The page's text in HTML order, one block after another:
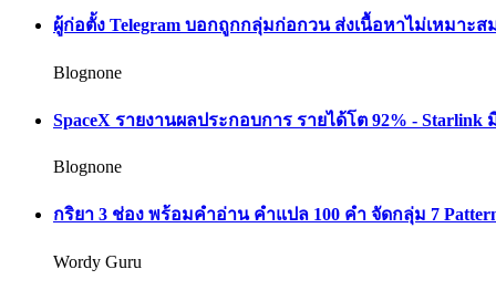
ผู้ก่อตั้ง Telegram บอกถูกกลุ่มก่อกวน ส่งเนื้อหาไม่เหมา
Blognone
SpaceX รายงานผลประกอบการ รายได้โต 92% - Starlink
Blognone
กริยา 3 ช่อง พร้อมคำอ่าน คำแปล 100 คำ จัดกลุ่ม 7
Wordy Guru